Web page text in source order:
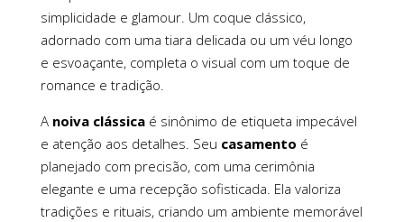
simplicidade e glamour. Um coque clássico,
adornado com uma tiara delicada ou um véu longo
e esvoaçante, completa o visual com um toque de
romance e tradição.
A noiva clássica é sinônimo de etiqueta impecável
e atenção aos detalhes. Seu casamento é
planejado com precisão, com uma cerimônia
elegante e uma recepção sofisticada. Ela valoriza
tradições e rituais, criando um ambiente memorável